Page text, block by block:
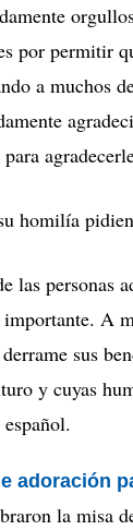
por permitir
a muchos
homilía
las personas
A
sus
y cuyas
adoración
la